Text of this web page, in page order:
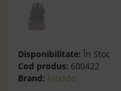
Disponibilitate: În Stoc
Cod produs: 600422
Brand: Froddo